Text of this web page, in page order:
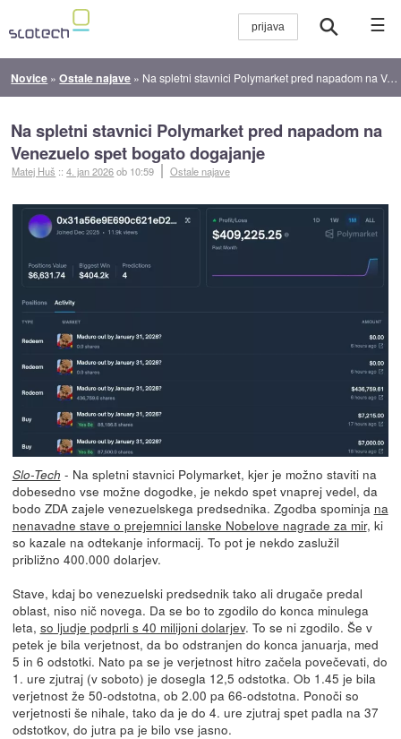
☰
Novice »Ostale najave » Na spletni stavnici Polymarket pred napadom na Venezuelo spet bogato dogajanje
Na spletni stavnici Polymarket pred napadom na
Venezuelo spet bogato dogajanje
Matej Huš ::4. jan 2026ob 10:59 Ostale najave
Slo-Tech - Na spletni stavnici Polymarket, kjer je možno staviti na
dobesedno vse možne dogodke, je nekdo spet vnaprej vedel, da
bodo ZDA zajele venezuelskega predsednika. Zgodba spominja na
nenavadne stave o prejemnici lanske Nobelove nagrade za mir, ki
so kazale na odtekanje informacij. To pot je nekdo zaslužil
približno 400.000 dolarjev.
Stave, kdaj bo venezuelski predsednik tako ali drugače predal
oblast, niso nič novega. Da se bo to zgodilo do konca minulega
leta, so ljudje podprli s 40 milijoni dolarjev. To se ni zgodilo. Še v
petek je bila verjetnost, da bo odstranjen do konca januarja, med
5 in 6 odstotki. Nato pa se je verjetnost hitro začela povečevati, do
1. ure zjutraj (v soboto) je dosegla 12,5 odstotka. Ob 1.45 je bila
verjetnost že 50-odstotna, ob 2.00 pa 66-odstotna. Ponoči so
verjetnosti še nihale, tako da je do 4. ure zjutraj spet padla na 37
odstotkov, do jutra pa je bilo vse jasno.